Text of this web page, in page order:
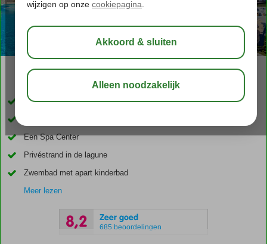
aug 34°C
Favourite van Don
Een Spa Center
Privéstrand in de lagune
Zwembad met apart kinderbad
Meer lezen
8,2 Zeer goed
685 beoordelingen